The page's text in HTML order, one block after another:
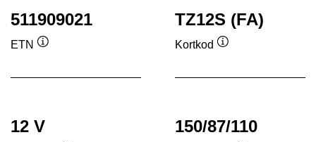
511909021
ETN
TZ12S (FA)
Kortkod
12 V 150/87/110